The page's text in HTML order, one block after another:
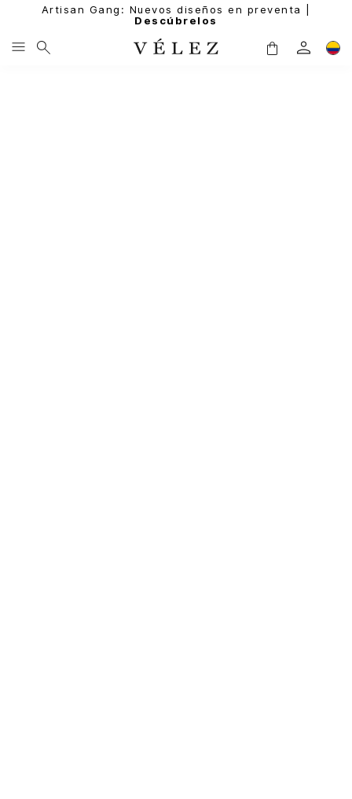
Artisan Gang: Nuevos diseños en preventa |
Descúbrelos